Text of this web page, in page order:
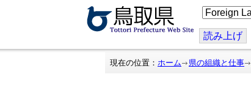
こ
の
ジ
を
翻
読み上げ
現在の位置： ホーム 県の組織と仕事